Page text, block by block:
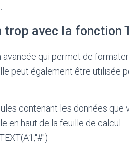
avec la fonction
qui permet de
peut également être utilisée
contenant les données que
en haut de la feuille de calcul.